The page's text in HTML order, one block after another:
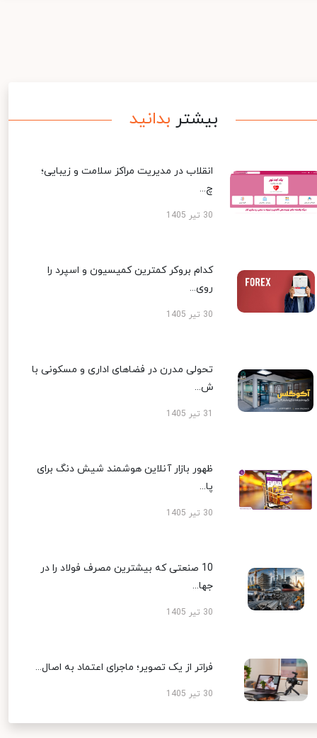
بیشتر بدانید
انقلاب در مدیریت مراکز سلامت و زیبایی؛
چ...
30 تیر 1405
کدام بروکر کمترین کمیسیون و اسپرد را
روی...
30 تیر 1405
تحولی مدرن در فضاهای اداری و مسکونی با
ش...
ظهور بازار آنلاین هوشمند شیش دنگ برای
پا...
30 تیر 1405
10 صنعتی که بیشترین مصرف فولاد را در
جها...
30 تیر 1405
فراتر از یک تصویر؛ ماجرای اعتماد به اصال...
30 تیر 1405